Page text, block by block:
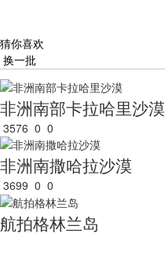
猜你喜欢
换一批
非洲南部卡拉哈里沙漠
3576 0 0
非洲南撒哈拉沙漠
3699 0 0
航拍格林兰岛